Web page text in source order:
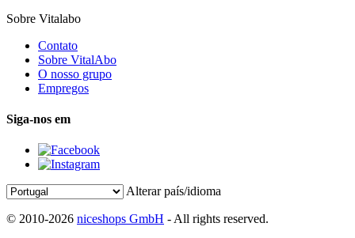
Sobre Vitalabo
Contato
Sobre VitalAbo
O nosso grupo
Empregos
Siga-nos em
Alterar país/idioma
© 2010-2026 niceshops GmbH - All rights reserved.